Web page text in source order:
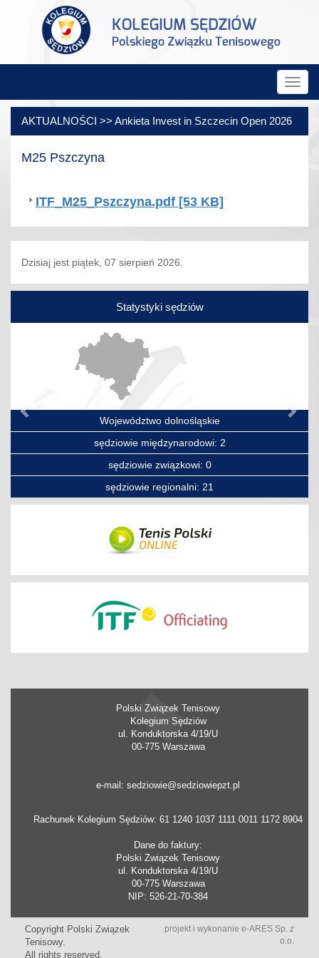
AKTUALNOŚCI >> Ankieta Invest in Szczecin Open 2026
M25 Pszczyna
ITF_M25_Pszczyna.pdf [53 KB]
Dzisiaj jest piątek, 07 sierpień 2026.
Statystyki sędziów
Województwo dolnośląskie
sędziowie międzynarodowi: 2
sędziowie związkowi: 0
sędziowie regionalni: 21
Polski Związek Tenisowy
Kolegium Sędziów
ul. Konduktorska 4/19/U
00-775 Warszawa
e-mail: sedziowie@sedziowiepzt.pl
Rachunek Kolegium Sędziów: 61 1240 1037 1111 0011 1172 8904
Dane do faktury:
Polski Związek Tenisowy
ul. Konduktorska 4/19/U
00-775 Warszawa
NIP: 526-21-70-384
Copyright Polski Związek
Tenisowy.
All rights reserved.
projekt i wykonanie e-ARES Sp. z
o.o.